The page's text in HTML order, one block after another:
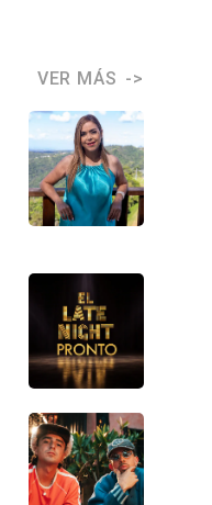
VER MÁS